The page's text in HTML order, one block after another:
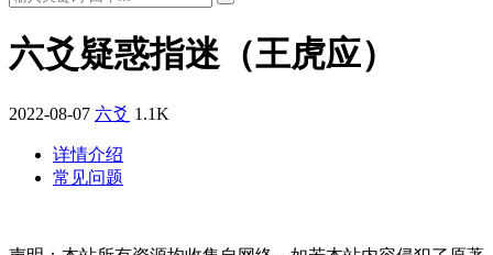
六爻疑惑指迷（王虎应）
2022-08-07 六爻 1.1K
详情介绍
常见问题